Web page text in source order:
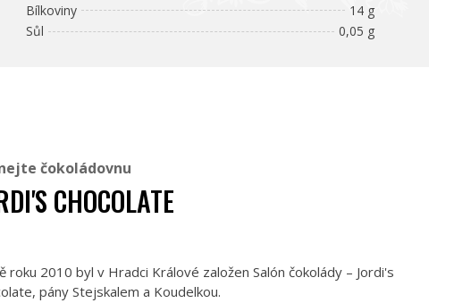
Bílkoviny
14 g
Sůl
0,05 g
čokoládovnu
CHOCOLATE
roku 2010 byl v Hradci Králové založen Salón čokolády – Jordi's
pány Stejskalem a Koudelkou.